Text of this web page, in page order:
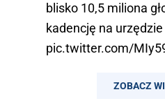
blisko 10,5 miliona
kadencję na
pic.twitter.com/
— KancelariaZOBACZ